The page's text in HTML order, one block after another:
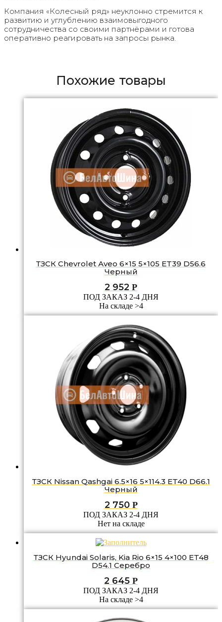
Компания «Колесный ряд» неуклонно стремится к
развитию и углублению взаимовыгодного
сотрудничества со своими партнёрами и готова
оперативно реагировать на запросы рынка.
Похожие товары
ТЗСК Chevrolet Аvео 6×15 5×105 ET39 D56.6
Черный
2 952 Р
ПОД ЗАКАЗ 2-4 ДНЯ
На складе >4
ТЗСК Nissan Qashgai 6.5×16 5×114.3 ET40 D66.1
Черный
2 750 Р
ПОД ЗАКАЗ 2-4 ДНЯ
Нет на складе
ТЗСК Hyundai Solaris, Kia Rio 6×15 4×100 ET48
D54.1 Серебро
2 645 Р
ПОД ЗАКАЗ 2-4 ДНЯ
На складе >4